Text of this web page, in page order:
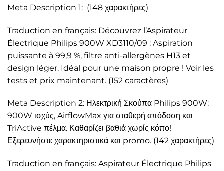
Meta Description 1: (148 χαρακτήρες)
Traduction en français: Découvrez l’Aspirateur
Électrique Philips 900W XD3110/09 : Aspiration
puissante à 99,9 %, filtre anti-allergènes H13 et
design léger. Idéal pour une maison propre ! Voir les
tests et prix maintenant. (152 caractères)
Meta Description 2: Ηλεκτρική Σκούπα Philips 900W:
900W ισχύς, AirflowMax για σταθερή απόδοση και
TriActive πέλμα. Καθαρίζει βαθιά χωρίς κόπο!
Εξερευνήστε χαρακτηριστικά και promo. (142 χαρακτήρες)
Traduction en français: Aspirateur Électrique Philips